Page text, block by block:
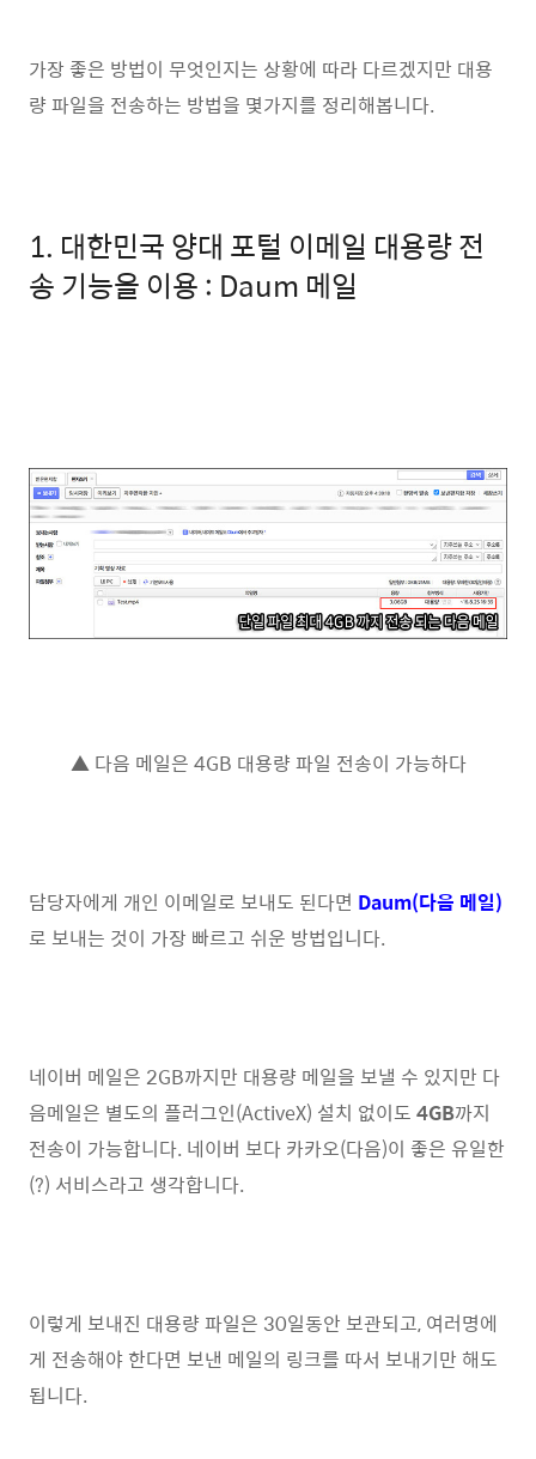
가장 좋은 방법이 무엇인지는 상황에 따라 다르겠지만 대용
량 파일을 전송하는 방법을 몇가지를 정리해봅니다.
1. 대한민국 양대 포털 이메일 대용량 전
송 기능을 이용 : Daum 메일
▲ 다음 메일은 4GB 대용량 파일 전송이 가능하다
담당자에게 개인 이메일로 보내도 된다면 Daum(다음 메일)
로 보내는 것이 가장 빠르고 쉬운 방법입니다.
네이버 메일은 2GB까지만 대용량 메일을 보낼 수 있지만 다
음메일은 별도의 플러그인(ActiveX) 설치 없이도 4GB까지
전송이 가능합니다. 네이버 보다 카카오(다음)이 좋은 유일한
(?) 서비스라고 생각합니다.
이렇게 보내진 대용량 파일은 30일동안 보관되고, 여러명에
게 전송해야 한다면 보낸 메일의 링크를 따서 보내기만 해도
됩니다.